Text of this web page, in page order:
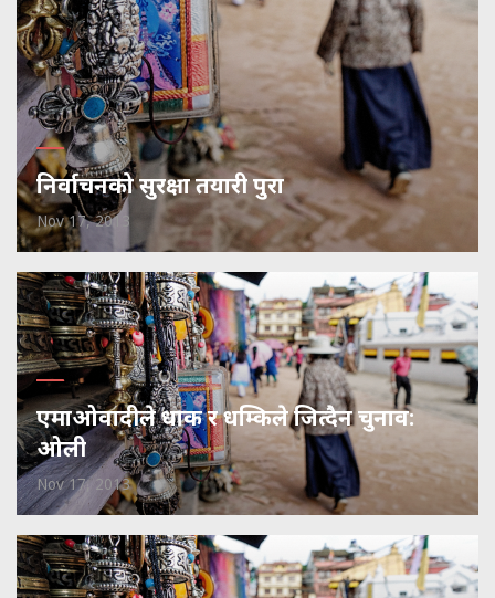
निर्वाचनको सुरक्षा तयारी पुरा
Nov 17, 2013
एमाओवादीले धाक र धम्किले जित्दैन चुनाव:
ओली
Nov 17, 2013